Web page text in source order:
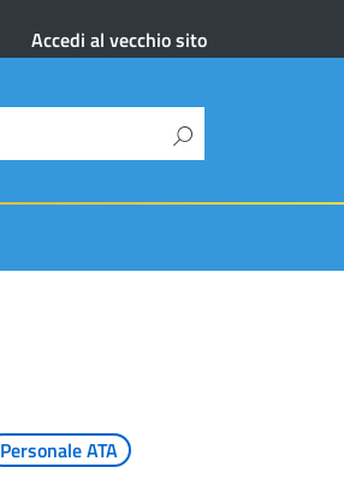
Accedi al vecchio sito
Personale ATA